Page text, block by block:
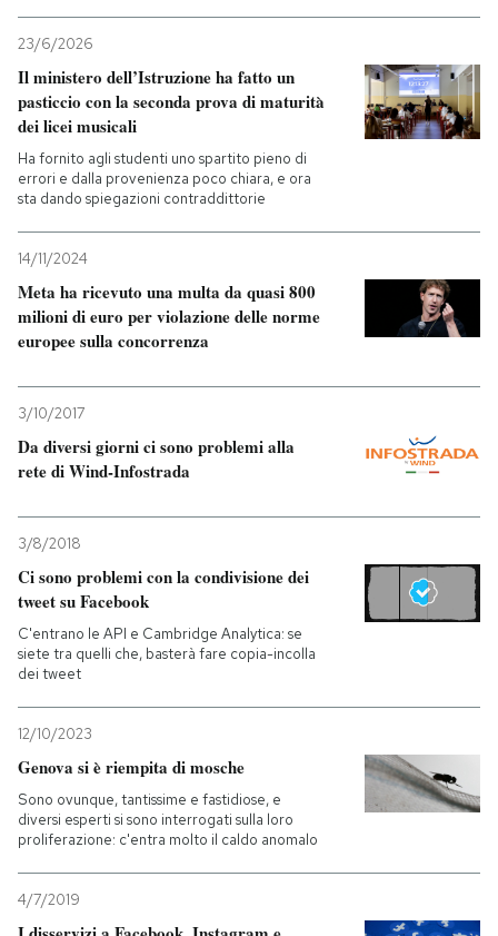
23/6/2026
Il ministero dell’Istruzione ha fatto un
pasticcio con la seconda prova di maturità
dei licei musicali
Ha fornito agli studenti uno spartito pieno di
errori e dalla provenienza poco chiara, e ora
sta dando spiegazioni contraddittorie
14/11/2024
Meta ha ricevuto una multa da quasi 800
milioni di euro per violazione delle norme
europee sulla concorrenza
3/10/2017
Da diversi giorni ci sono problemi alla
rete di Wind-Infostrada
3/8/2018
Ci sono problemi con la condivisione dei
tweet su Facebook
C'entrano le API e Cambridge Analytica: se
siete tra quelli che, basterà fare copia-incolla
dei tweet
12/10/2023
Genova si è riempita di mosche
Sono ovunque, tantissime e fastidiose, e
diversi esperti si sono interrogati sulla loro
proliferazione: c'entra molto il caldo anomalo
4/7/2019